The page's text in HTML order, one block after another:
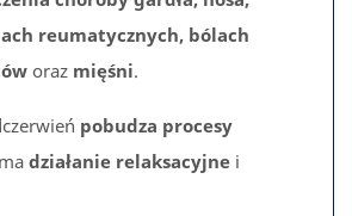
reumatycznych, bólach
oraz mięśni.
pobudza procesy
działanie relaksacyjne i